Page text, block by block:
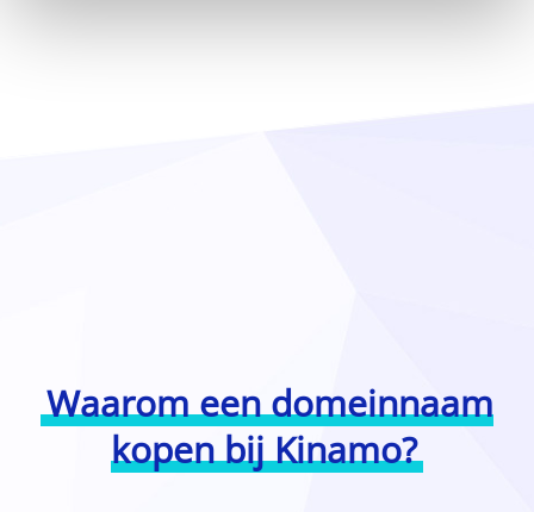
Waarom een domeinnaam
kopen bij Kinamo?